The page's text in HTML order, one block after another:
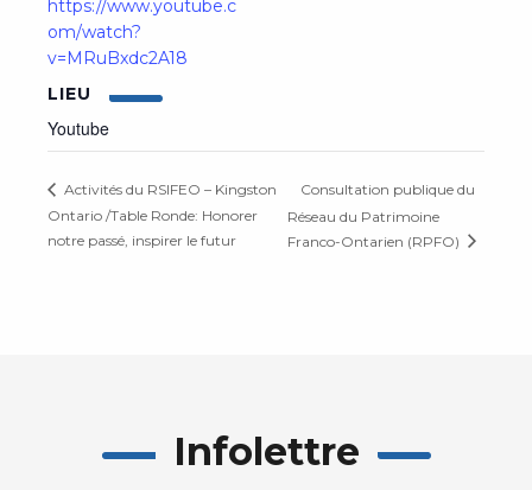
https://www.youtube.c
om/watch?
v=MRuBxdc2A18
LIEU
Youtube
Activités du RSIFEO – Kingston
Ontario /Table Ronde: Honorer
notre passé, inspirer le futur
Consultation publique du
Réseau du Patrimoine
Franco-Ontarien (RPFO)
Infolettre